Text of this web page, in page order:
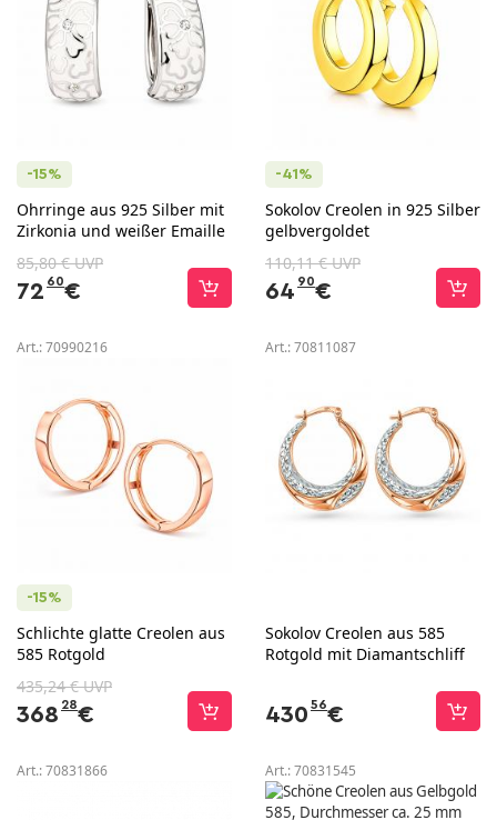
-15%
Ohrringe aus 925 Silber mit
Zirkonia und weißer Emaille
85,80 € UVP
72 60€
-41%
Sokolov Creolen in 925 Silber
gelbvergoldet
110,11 € UVP
64 90€
Art.:70990216
-15%
Schlichte glatte Creolen aus
585 Rotgold
435,24 € UVP
368 28€
Art.:70811087
Sokolov Creolen aus 585
Rotgold mit Diamantschliff
430 56€
Art.:70831866 Art.:70831545